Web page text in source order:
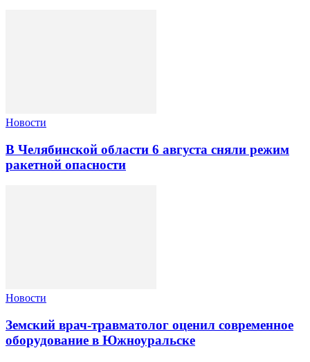
Новости
В Челябинской области 6 августа сняли режим
ракетной опасности
Новости
Земский врач-травматолог оценил современное
оборудование в Южноуральске